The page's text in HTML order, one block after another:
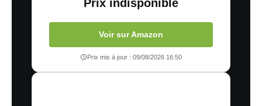
Prix indisponible
Voir sur Amazon
Prix mis à jour : 09/08/2026 16:50